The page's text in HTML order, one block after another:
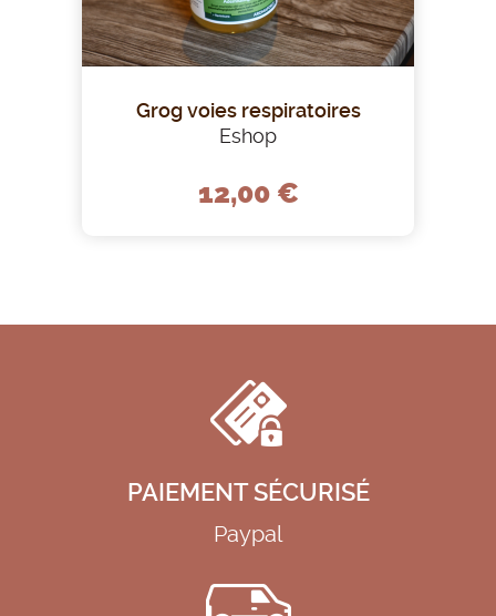
Grog voies respiratoires
Eshop
12,00 €
PAIEMENT SÉCURISÉ
Paypal